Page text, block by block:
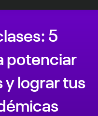
5
potenciar
lograr tus